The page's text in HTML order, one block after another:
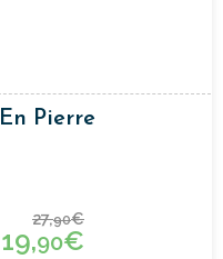
Pierre
27,90€
19,90€